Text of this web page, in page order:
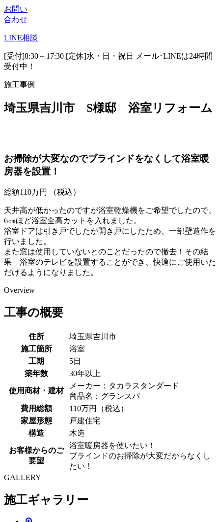
お問い
合わせ
LINE相談
[受付]8:30～17:30 [定休]水・日・祝日
メール･LINEは24時間
受付中！
施工事例
埼玉県吉川市 S様邸 浴室リフォーム
お掃除が大変なのでブラインドをなくして浴室暖
房器を設置！
総額110万円 （税込）
天井高が低かったのですが浴室乾燥機をご希望でしたので、
6㎝ほど浴室全高カットを入れました。
浴室ドアは引き戸でしたが開き戸にしたため、一部壁造作を
行いました。
また窓は使用していないとのことだったので撤去！その結
果 浴室のテレビを設置することができ、快適にご使用いた
だけるようになりました。
Overview
工事の概要
住所
埼玉県吉川市
施工箇所
浴室
工期
5日
築年数
30年以上
使用商材・建材
メーカー：タカラスタンダード
商品名：グランスパ
費用総額
110万円（税込）
家屋形態
戸建住宅
構造
木造
お客様からのご
要望
浴室暖房器を使いたい！
ブラインドのお掃除が大変だからなくし
たい！
GALLERY
施工ギャラリー